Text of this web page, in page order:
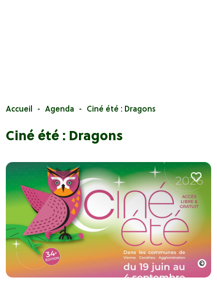
Accueil Agenda Ciné été : Dragons
Ciné été : Dragons